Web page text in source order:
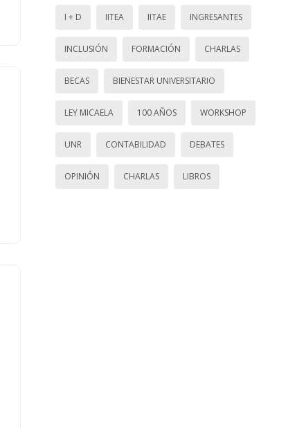
I + D IITEA IITAE INGRESANTES
INCLUSIÓN FORMACIÓN CHARLAS
BECAS BIENESTAR UNIVERSITARIO
LEY MICAELA 100 AÑOS WORKSHOP
UNR CONTABILIDAD DEBATES
OPINIÓN CHARLAS LIBROS